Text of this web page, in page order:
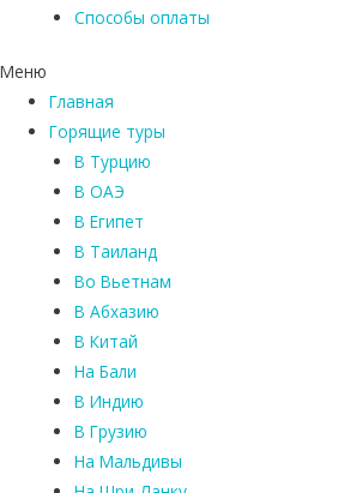
Способы оплаты
Меню
Главная
Горящие туры
В Турцию
В ОАЭ
В Египет
В Таиланд
Во Вьетнам
В Абхазию
В Китай
На Бали
В Индию
В Грузию
На Мальдивы